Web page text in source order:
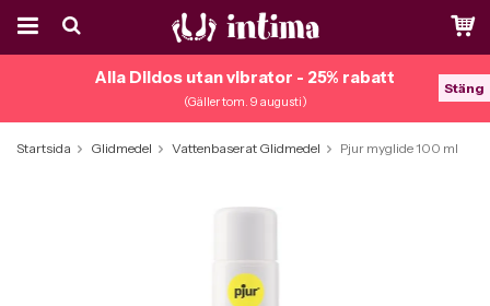
Alla Dildos utan vibrator - 25% rabatt
(Gäller tom. 9 augusti)
Stäng
Startsida Glidmedel Vattenbaserat Glidmedel Pjur myglide 100 ml